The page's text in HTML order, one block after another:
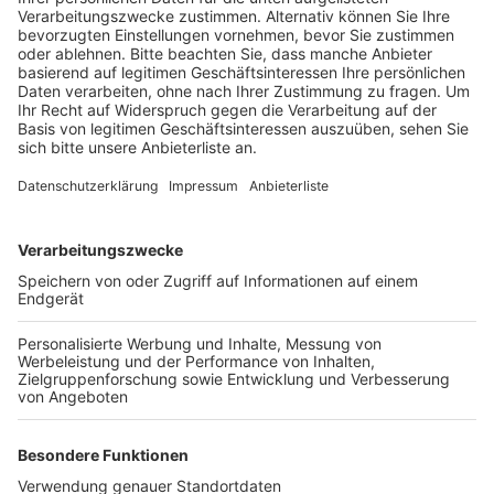
der B59 und der Aachener Straße auf einer neuen
Trasse geführt wird.
Veröffentlicht:Mittwoch, 08.05.2019 18:37
Anzeige
befahren sein. Zum einen wegen des Ausbaus der
Anschlussstelle Frechen Nord, zum anderen wegen
einiger Wohnbauprojekte. Um die Anwohner von
Brauweiler Geyen und Sinthern zu entlasten, sollte die
neue Trasse der Bonnstraße östlich vom Amprion-
Gelände verlaufen, so die SPD. Bei einer Veranstaltung
am Donnerstagabend will die Partei über den aktuellen
Stand der Dinge informieren. Sie beginnt um 19 Uhr im
Geyener Schützenhaus.